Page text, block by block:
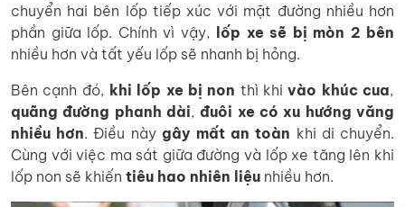
chuyển hai bên lốp tiếp xúc với mặt đường nhiều hơn
phần giữa lốp. Chính vì vậy, lốp xe sẽ bị mòn 2 bên
nhiều hơn và tất yếu lốp sẽ nhanh bị hỏng.
Bên cạnh đó, khi lốp xe bị non thì khivào khúc cua,
quãng đường phanh dài,đuôi xe có xu hướng văng
nhiều hơn. Điều này gây mất an toàn khi di chuyển.
Cùng với việc ma sát giữa đường và lốp xe tăng lên khi
lốp non sẽ khiến tiêu hao nhiên liệu nhiều hơn.